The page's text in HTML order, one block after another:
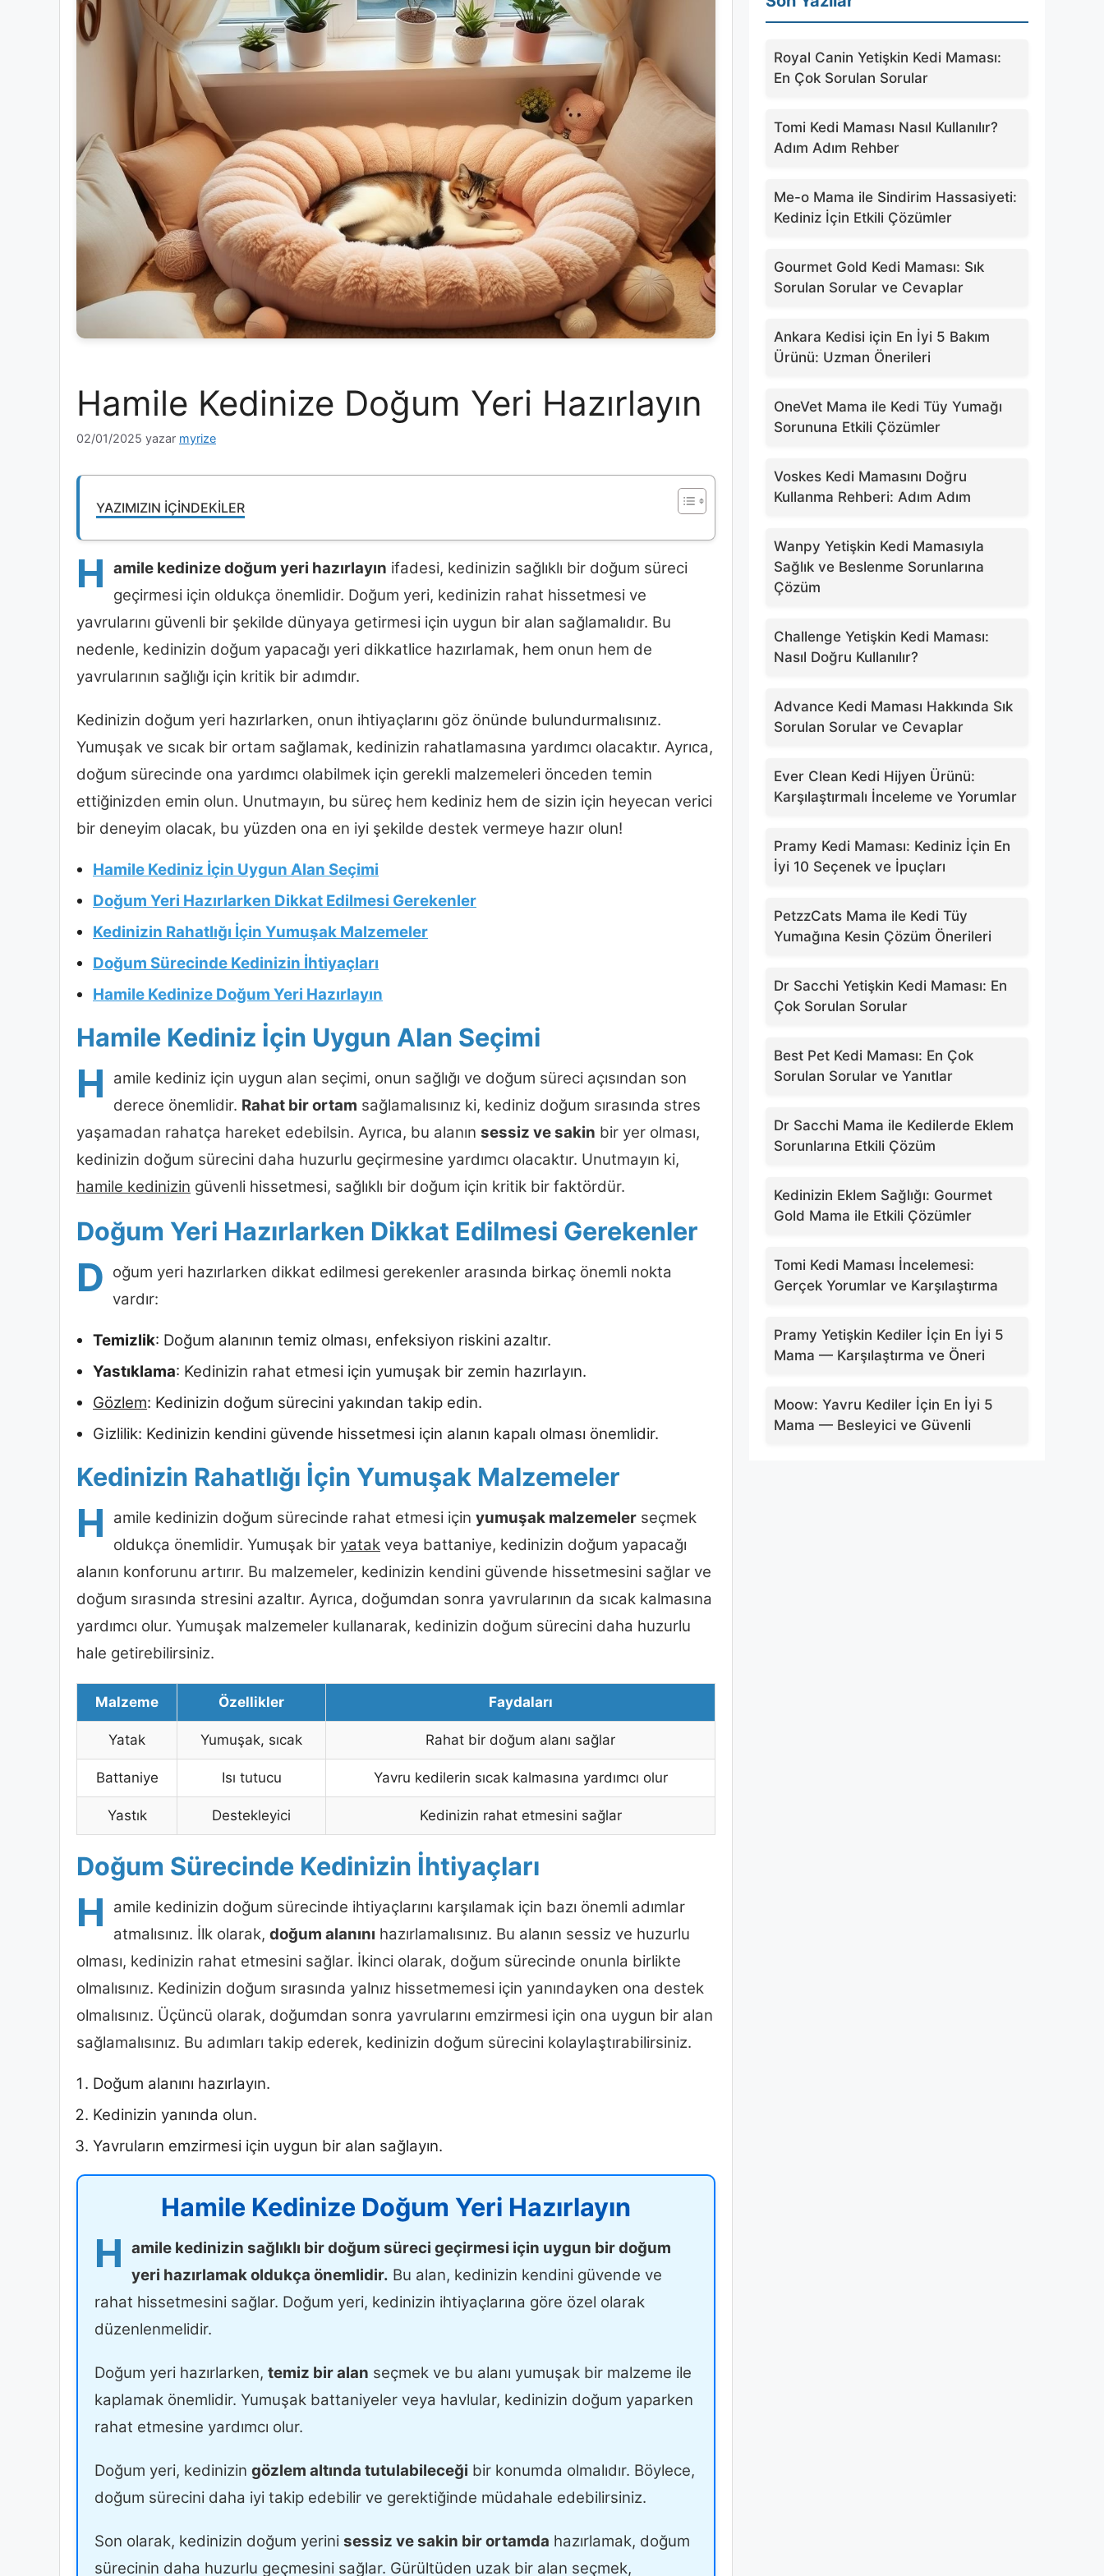
Hamile Kedinize Doğum Yeri Hazırlayın
02/01/2025 yazar myrize
YAZIMIZIN İÇINDEKILER
H amile kedinize doğum yeri hazırlayın ifadesi, kedinizin sağlıklı bir doğum süreci
geçirmesi için oldukça önemlidir. Doğum yeri, kedinizin rahat hissetmesi ve
yavrularını güvenli bir şekilde dünyaya getirmesi için uygun bir alan sağlamalıdır. Bu
nedenle, kedinizin doğum yapacağı yeri dikkatlice hazırlamak, hem onun hem de
yavrularının sağlığı için kritik bir adımdır.
Kedinizin doğum yeri hazırlarken, onun ihtiyaçlarını göz önünde bulundurmalısınız.
Yumuşak ve sıcak bir ortam sağlamak, kedinizin rahatlamasına yardımcı olacaktır. Ayrıca,
doğum sürecinde ona yardımcı olabilmek için gerekli malzemeleri önceden temin
ettiğinizden emin olun. Unutmayın, bu süreç hem kediniz hem de sizin için heyecan verici
bir deneyim olacak, bu yüzden ona en iyi şekilde destek vermeye hazır olun!
Hamile Kediniz İçin Uygun Alan Seçimi
Doğum Yeri Hazırlarken Dikkat Edilmesi Gerekenler
Kedinizin Rahatlığı İçin Yumuşak Malzemeler
Doğum Sürecinde Kedinizin İhtiyaçları
Hamile Kedinize Doğum Yeri Hazırlayın
Hamile Kediniz İçin Uygun Alan Seçimi
H
amile kediniz için uygun alan seçimi, onun sağlığı ve doğum süreci açısından son
derece önemlidir. Rahat bir ortam sağlamalısınız ki, kediniz doğum sırasında stres
yaşamadan rahatça hareket edebilsin. Ayrıca, bu alanın sessiz ve sakin bir yer olması,
kedinizin doğum sürecini daha huzurlu geçirmesine yardımcı olacaktır. Unutmayın ki,
hamile kedinizin güvenli hissetmesi, sağlıklı bir doğum için kritik bir faktördür.
Doğum Yeri Hazırlarken Dikkat Edilmesi Gerekenler
D oğum yeri hazırlarken dikkat edilmesi gerekenler arasında birkaç önemli nokta
vardır:
Temizlik: Doğum alanının temiz olması, enfeksiyon riskini azaltır.
Yastıklama: Kedinizin rahat etmesi için yumuşak bir zemin hazırlayın.
Gözlem: Kedinizin doğum sürecini yakından takip edin.
Gizlilik: Kedinizin kendini güvende hissetmesi için alanın kapalı olması önemlidir.
Kedinizin Rahatlığı İçin Yumuşak Malzemeler
H amile kedinizin doğum sürecinde rahat etmesi için yumuşak malzemeler seçmek
oldukça önemlidir. Yumuşak bir yatak veya battaniye, kedinizin doğum yapacağı
alanın konforunu artırır. Bu malzemeler, kedinizin kendini güvende hissetmesini sağlar ve
doğum sırasında stresini azaltır. Ayrıca, doğumdan sonra yavrularının da sıcak kalmasına
yardımcı olur. Yumuşak malzemeler kullanarak, kedinizin doğum sürecini daha huzurlu
hale getirebilirsiniz.
Malzeme Özellikler Faydaları
Yatak Yumuşak, sıcak Rahat bir doğum alanı sağlar
Battaniye Isı tutucu Yavru kedilerin sıcak kalmasına yardımcı olur
Yastık Destekleyici Kedinizin rahat etmesini sağlar
Doğum Sürecinde Kedinizin İhtiyaçları
H
amile kedinizin doğum sürecinde ihtiyaçlarını karşılamak için bazı önemli adımlar
atmalısınız. İlk olarak, doğum alanını hazırlamalısınız. Bu alanın sessiz ve huzurlu
olması, kedinizin rahat etmesini sağlar. İkinci olarak, doğum sürecinde onunla birlikte
olmalısınız. Kedinizin doğum sırasında yalnız hissetmemesi için yanındayken ona destek
olmalısınız. Üçüncü olarak, doğumdan sonra yavrularını emzirmesi için ona uygun bir alan
sağlamalısınız. Bu adımları takip ederek, kedinizin doğum sürecini kolaylaştırabilirsiniz.
Doğum alanını hazırlayın.
Kedinizin yanında olun.
Yavruların emzirmesi için uygun bir alan sağlayın.
Hamile Kedinize Doğum Yeri Hazırlayın
H amile kedinizin sağlıklı bir doğum süreci geçirmesi için uygun bir doğum
yeri hazırlamak oldukça önemlidir. Bu alan, kedinizin kendini güvende ve
rahat hissetmesini sağlar. Doğum yeri, kedinizin ihtiyaçlarına göre özel olarak
düzenlenmelidir.
Doğum yeri hazırlarken, temiz bir alan seçmek ve bu alanı yumuşak bir malzeme ile
kaplamak önemlidir. Yumuşak battaniyeler veya havlular, kedinizin doğum yaparken
rahat etmesine yardımcı olur.
Doğum yeri, kedinizin gözlem altında tutulabileceği bir konumda olmalıdır. Böylece,
doğum sürecini daha iyi takip edebilir ve gerektiğinde müdahale edebilirsiniz.
Son olarak, kedinizin doğum yerini sessiz ve sakin bir ortamda hazırlamak, doğum
sürecinin daha huzurlu geçmesini sağlar. Gürültüden uzak bir alan seçmek,
Royal Canin Yetişkin Kedi Maması:
En Çok Sorulan Sorular
Tomi Kedi Maması Nasıl Kullanılır?
Adım Adım Rehber
Me-o Mama ile Sindirim Hassasiyeti:
Kediniz İçin Etkili Çözümler
Gourmet Gold Kedi Maması: Sık
Sorulan Sorular ve Cevaplar
Ankara Kedisi için En İyi 5 Bakım
Ürünü: Uzman Önerileri
OneVet Mama ile Kedi Tüy Yumağı
Sorununa Etkili Çözümler
Voskes Kedi Mamasını Doğru
Kullanma Rehberi: Adım Adım
Wanpy Yetişkin Kedi Mamasıyla
Sağlık ve Beslenme Sorunlarına
Çözüm
Challenge Yetişkin Kedi Maması:
Nasıl Doğru Kullanılır?
Advance Kedi Maması Hakkında Sık
Sorulan Sorular ve Cevaplar
Ever Clean Kedi Hijyen Ürünü:
Karşılaştırmalı İnceleme ve Yorumlar
Pramy Kedi Maması: Kediniz İçin En
İyi 10 Seçenek ve İpuçları
PetzzCats Mama ile Kedi Tüy
Yumağına Kesin Çözüm Önerileri
Dr Sacchi Yetişkin Kedi Maması: En
Çok Sorulan Sorular
Best Pet Kedi Maması: En Çok
Sorulan Sorular ve Yanıtlar
Dr Sacchi Mama ile Kedilerde Eklem
Sorunlarına Etkili Çözüm
Kedinizin Eklem Sağlığı: Gourmet
Gold Mama ile Etkili Çözümler
Tomi Kedi Maması İncelemesi:
Gerçek Yorumlar ve Karşılaştırma
Pramy Yetişkin Kediler İçin En İyi 5
Mama — Karşılaştırma ve Öneri
Moow: Yavru Kediler İçin En İyi 5
Mama — Besleyici ve Güvenli